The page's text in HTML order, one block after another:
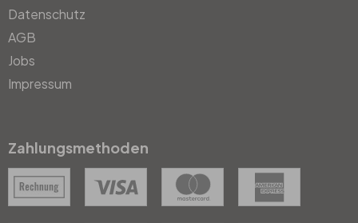
Datenschutz
AGB
Jobs
Impressum
Zahlungsmethoden